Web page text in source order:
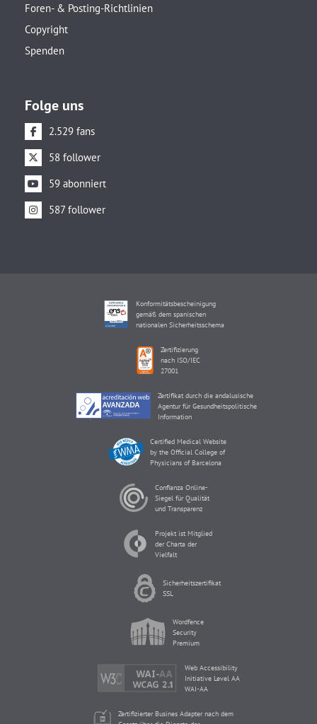
Foren- & Posting-Richtlinien
Copyright
Spenden
Folge uns
2.529 fans
58 follower
59 abonniert
587 follower
Konformitätsbescheinigung
gemäß dem spanischen
nationalen Sicherheitsschema
Zertifizierung
nach ISO/IEC
27001
Zertifikat durch die andalusische
Agentur für Gesundheitspolitische
Information
Certified Medical Website
by the Official College of
Physicians of Barcelona
Confianza Online-
Siegel für Qualität
und Transparenz
Projekt ist Mitglied
der Charta der
Vielfalt
Sicherheitszertifikat
SSL
Wordfence
Security
Premium
Web Accessibility
Initiative Level AA
WAI-AA
Zertifizierter Busines Adapter nach dem